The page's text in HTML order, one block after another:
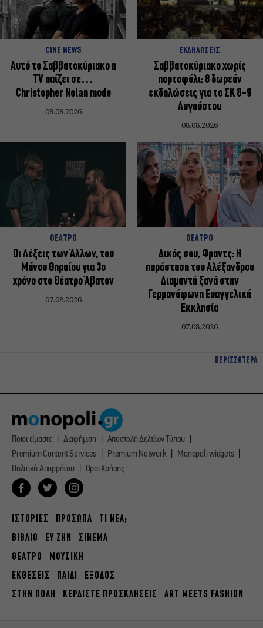
CINE NEWS
Αυτό το Σαββατοκύριακο η
TV παίζει σε…
Christopher Nolan mode
08.08.2026
ΕΚΔΗΛΩΣΕΙΣ
Σαββατοκύριακο χωρίς
πορτοφόλι: 8 δωρεάν
εκδηλώσεις για το ΣΚ 8-9
Αυγούστου
08.08.2026
ΘΕΑΤΡΟ
Οι Λέξεις των Άλλων, του
Μάνου Θηραίου για 3ο
χρόνο στο Θέατρο Άβατον
07.08.2026
ΘΕΑΤΡΟ
Δικός σου, Φραντς: Η
παράσταση του Αλέξανδρου
Διαμαντή ξανά στην
Γερμανόφωνη Ευαγγελική
Εκκλησία
07.08.2026
ΠΕΡΙΣΣΟΤΕΡΑ
Ποιοι είμαστε Διαφήμιση
Αποστολή Δελτίων Τύπου
Premium Content Services
Premium Network
Monopoli widgets
Πολιτική Απορρήτου
Οροι Χρήσης
ΙΣΤΟΡΙΕΣ ΠΡΟΣΩΠΑ
ΤΙ ΝΕΑ;
ΒΙΒΛΙΟ
ΕΥ ΖΗΝ
ΣΙΝΕΜΑ
ΘΕΑΤΡΟ
ΜΟΥΣΙΚΗ
ΕΚΘΕΣΕΙΣ
ΠΑΙΔΙ
ΕΞΟΔΟΣ
ΣΤΗΝ ΠΟΛΗ
ΚΕΡΔΙΣΤΕ ΠΡΟΣΚΛΗΣΕΙΣ ART MEETS FASHION